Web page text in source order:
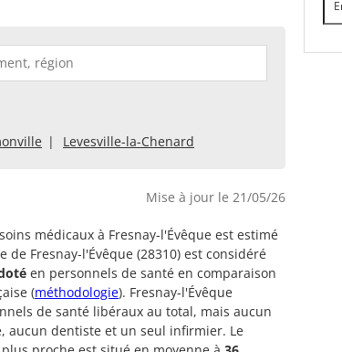
Levesville-la-Chenard
Mise à jour le 21/05/26
soins médicaux à Fresnay-l'Évêque est estimé
de Fresnay-l'Évêque (28310) est considéré
en personnels de santé en comparaison
(méthodologie). Fresnay-l'Évêque
de santé libéraux au total, mais aucun
aucun dentiste et un seul infirmier. Le